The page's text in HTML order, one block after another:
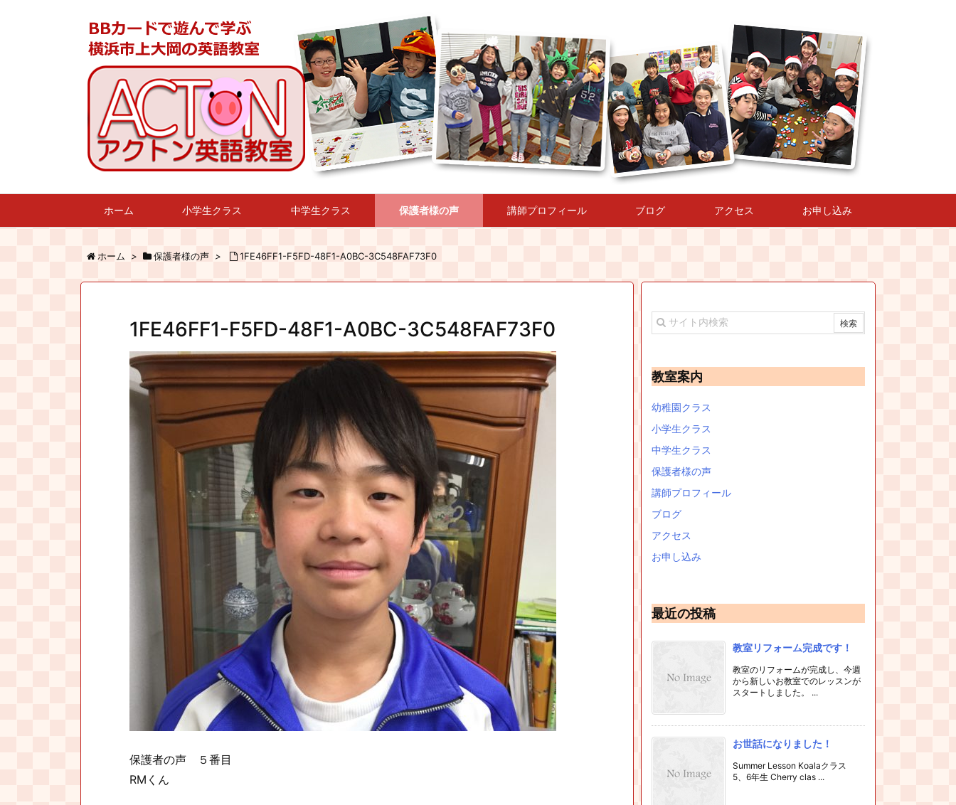
ホーム 小学生クラス 中学生クラス 保護者様の声 講師プロフィール ブログ アクセス お申し込み
ホーム > 保護者様の声 > 1FE46FF1-F5FD-48F1-A0BC-3C548FAF73F0
1FE46FF1-F5FD-48F1-A0BC-3C548FAF73F0
保護者の声 ５番目
RMくん
教室案内
幼稚園クラス
小学生クラス
中学生クラス
保護者様の声
講師プロフィール
ブログ
アクセス
お申し込み
最近の投稿
教室リフォーム完成です！
教室のリフォームが完成し、今週
から新しいお教室でのレッスンが
スタートしました。 ...
お世話になりました！
Summer Lesson Koalaクラス
5、6年生 Cherry clas ...